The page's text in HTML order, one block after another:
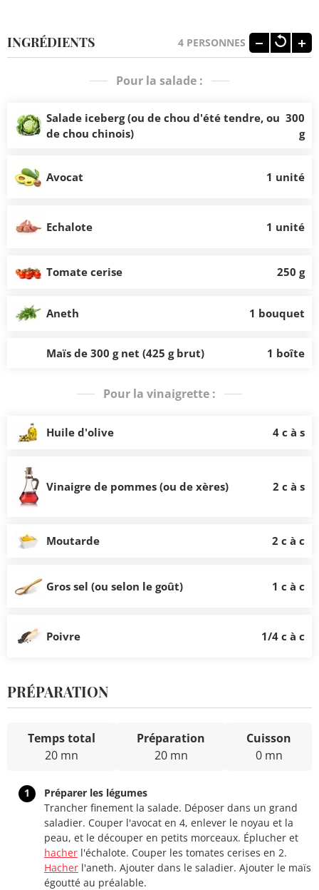
INGRÉDIENTS 4 PERSONNES
Pour la salade :
Salade iceberg (ou de chou d'été tendre, ou
de chou chinois)
300
g
Avocat 1 unité
Echalote 1 unité
Tomate cerise 250 g
Aneth 1 bouquet
Maïs de 300 g net (425 g brut) 1 boîte
Pour la vinaigrette :
Huile d'olive 4 c à s
Vinaigre de pommes (ou de xères) 2 c à s
Moutarde 2 c à c
Gros sel (ou selon le goût) 1 c à c
Poivre 1/4 c à c
PRÉPARATION
Temps total
20 mn
Préparation
20 mn
Cuisson
0 mn
1
Préparer les légumes
Trancher finement la salade. Déposer dans un grand
saladier. Couper l'avocat en 4, enlever le noyau et la
peau, et le découper en petits morceaux. Éplucher et
hacher l'échalote. Couper les tomates cerises en 2.
Hacher l'aneth. Ajouter dans le saladier. Ajouter le maïs
égoutté au préalable.